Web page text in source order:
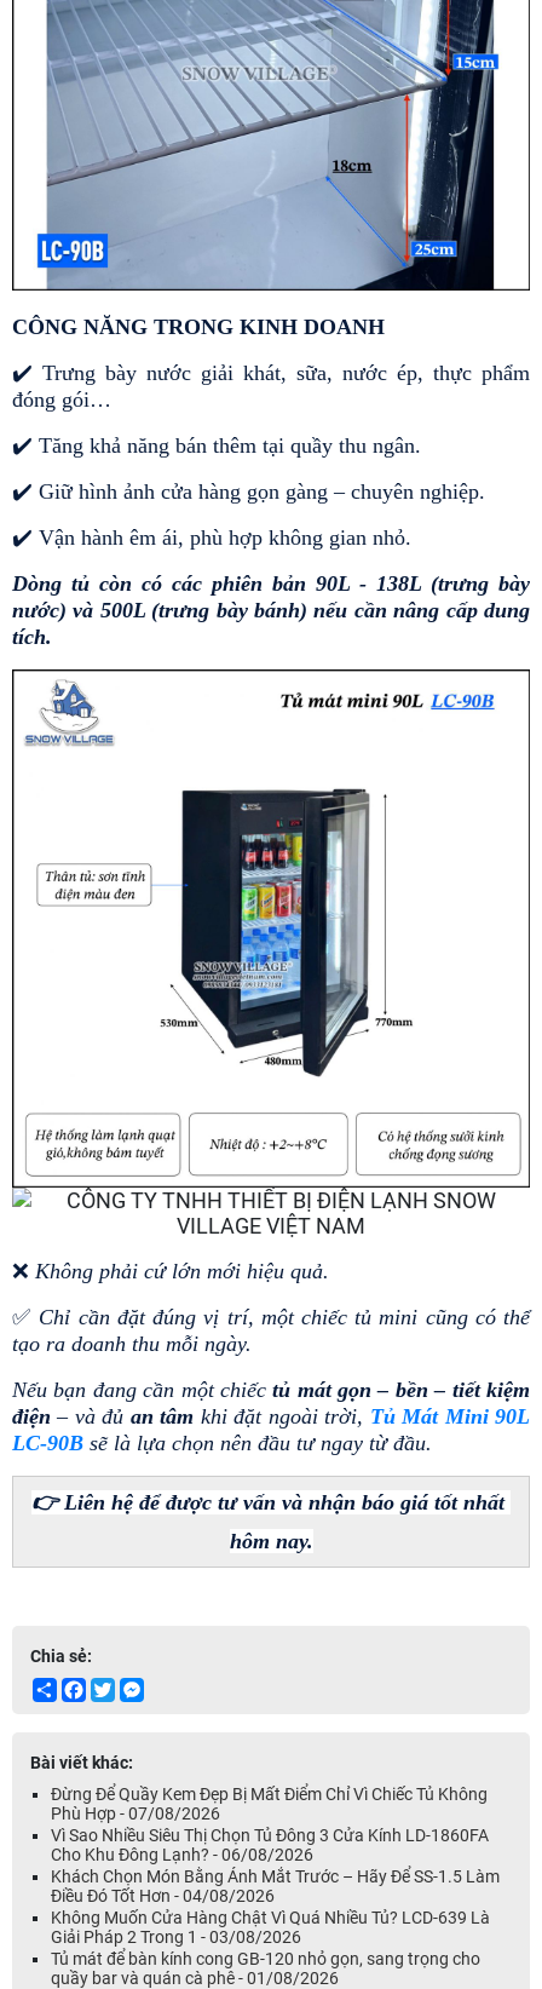
CÔNG NĂNG TRONG KINH DOANH
✔️ Trưng bày nước giải khát, sữa, nước ép, thực phẩm
đóng gói…
✔️ Tăng khả năng bán thêm tại quầy thu ngân.
✔️ Giữ hình ảnh cửa hàng gọn gàng – chuyên nghiệp.
✔️ Vận hành êm ái, phù hợp không gian nhỏ.
Dòng tủ còn có các phiên bản 90L - 138L (trưng bày
nước) và 500L (trưng bày bánh) nếu cần nâng cấp dung
tích.
❌ Không phải cứ lớn mới hiệu quả.
✅ Chỉ cần đặt đúng vị trí, một chiếc tủ mini cũng có thể
tạo ra doanh thu mỗi ngày.
Nếu bạn đang cần một chiếc tủ mát gọn – bền – tiết kiệm
điện – và đủ an tâm khi đặt ngoài trời, Tủ Mát Mini 90L
LC-90B sẽ là lựa chọn nên đầu tư ngay từ đầu.
👉 Liên hệ để được tư vấn và nhận báo giá tốt nhất
hôm nay.
Chia sẻ:
ShareFacebook
Twitter
Bài viết khác:
Đừng Để Quầy Kem Đẹp Bị Mất Điểm Chỉ Vì Chiếc Tủ Không
Phù Hợp - 07/08/2026
Vì Sao Nhiều Siêu Thị Chọn Tủ Đông 3 Cửa Kính LD-1860FA
Cho Khu Đông Lạnh? - 06/08/2026
Khách Chọn Món Bằng Ánh Mắt Trước – Hãy Để SS-1.5 Làm
Điều Đó Tốt Hơn - 04/08/2026
Không Muốn Cửa Hàng Chật Vì Quá Nhiều Tủ? LCD-639 Là
Giải Pháp 2 Trong 1 - 03/08/2026
Tủ mát để bàn kính cong GB-120 nhỏ gọn, sang trọng cho
quầy bar và quán cà phê - 01/08/2026